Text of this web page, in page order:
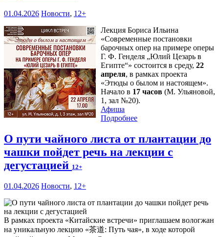
01.04.2026 Новости, 12+
Лекция Бориса Ильина
«Современные постановки
барочных опер на примере оперы
Г. Ф. Генделя „Юлий Цезарь в
Египте“» состоится в среду, 22
апреля, в рамках проекта
«Этюды о былом и настоящем».
Начало в 17 часов (М. Ульяновой,
1, зал №20).
Афиша
Подробнее
О пути чайного листа от плантации до
чашки пойдет речь на лекции с
дегустацией 12+
01.04.2026 Новости, 12+
В рамках проекта «Китайские встречи» приглашаем вологжан
на уникальную лекцию «茶道: Путь чая», в ходе которой